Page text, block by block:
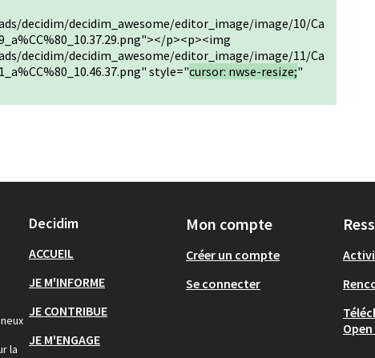
decidim/decidim_awesome/editor_image/image/10/Ca
p><p><img
decidim/decidim_awesome/editor_image/image/11/Ca
style="cursor: nwse-resize;"
la
Decidim
ACCUEIL
JE M'INFORME
JE CONTRIBUE
JE M'ENGAGE
Mon compte
Créer un compte
Se connecter